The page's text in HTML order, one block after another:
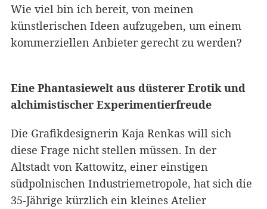
Wie viel bin ich bereit, von meinen
künstlerischen Ideen aufzugeben, um einem
kommerziellen Anbieter gerecht zu werden?
Eine Phantasiewelt aus düsterer Erotik und
alchimistischer Experimentierfreude
Die Grafikdesignerin Kaja Renkas will sich
diese Frage nicht stellen müssen. In der
Altstadt von Kattowitz, einer einstigen
südpolnischen Industriemetropole, hat sich die
35-Jährige kürzlich ein kleines Atelier